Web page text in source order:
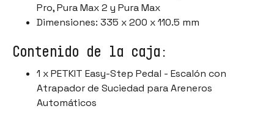
Pro, Pura Max 2 y Pura Max
Dimensiones: 335 x 200 x 110.5 mm
Contenido de la caja:
1 x PETKIT Easy-Step Pedal - Escalón con
Atrapador de Suciedad para Areneros
Automáticos